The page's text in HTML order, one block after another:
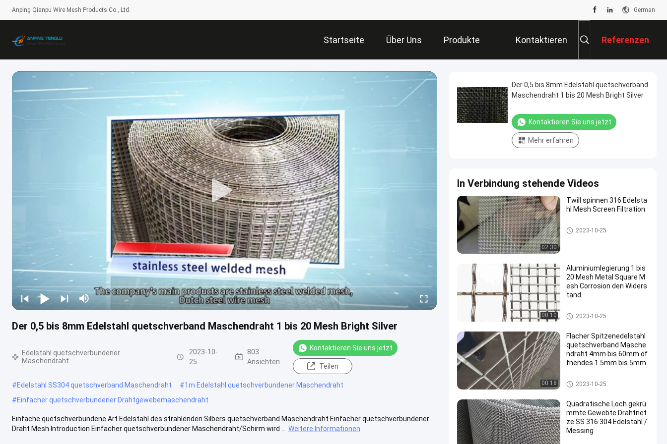
Anping Qianpu Wire Mesh Products Co., Ltd. German
Startseite Über Uns Produkte Kontaktieren
Sie Uns
Referenzen
Der 0,5 bis 8mm Edelstahl quetschverband Maschendraht 1 bis 20 Mesh Bright Silver
Edelstahl quetschverbundener
Maschendraht
2023-10-
25
803
Ansichten
Kontaktieren Sie uns jetzt
Teilen
#Edelstahl SS304 quetschverband Maschendraht #1m Edelstahl quetschverbundener Maschendraht
#Einfacher quetschverbundener Drahtgewebemaschendraht
Einfache quetschverbundene Art Edelstahl des strahlenden Silbers quetschverband Maschendraht Einfacher quetschverbundener
Draht Mesh Introduction Einfacher quetschverbundener Maschendraht/Schirm wird ...
Weitere Informationen
Der 0,5 bis 8mm Edelstahl quetschverband
Maschendraht 1 bis 20 Mesh Bright Silver
Kontaktieren Sie uns jetzt
Mehr erfahren
In Verbindung stehende Videos
02:30
Twill spinnen 316 Edelsta
hl Mesh Screen Filtration
SS-Drahtgewebemaschendrah
t
2023-10-25
00:10
Aluminiumlegierung 1 bis
20 Mesh Metal Square M
esh Corrosion den Widers
tand
Edelstahl quetschverbundener
Maschendraht
2023-10-25
00:18
Flacher Spitzenedelstahl
quetschverband Masche
ndraht 4mm bis 60mm öf
fnendes 1.5mm bis 5mm
Edelstahl quetschverbundener
Maschendraht
2023-10-25
Quadratische Loch gekrü
mmte Gewebte Drahtnet
ze SS 316 304 Edelstahl /
Messing